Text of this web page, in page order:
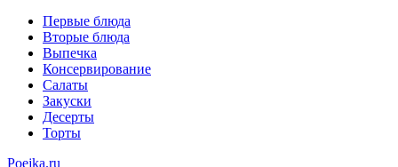
Первые блюда
Вторые блюда
Выпечка
Консервирование
Салаты
Закуски
Десерты
Торты
Poejka.ru